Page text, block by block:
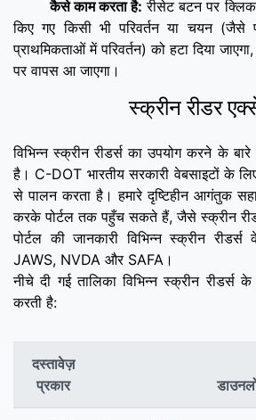
कैसे काम करता है: रीसेट बटन पर क्लिक
किए गए किसी भी परिवर्तन या चयन (जैसे
प्राथमिकताओं में परिवर्तन) को हटा दिया
पर वापस आ जाएगा।
स्क्रीन रीडर
विभिन्न स्क्रीन रीडर्स का उपयोग करने के
है। C-DOT भारतीय सरकारी वेबसाइटों के लिए
से पालन करता है। हमारे दृष्टिहीन आगंतुक
करके पोर्टल तक पहुँच सकते हैं, जैसे स्क्रीन
पोर्टल की जानकारी विभिन्न स्क्रीन
JAWS, NVDA और SAFA।
नीचे दी गई तालिका विभिन्न स्क्रीन रीडर्स
करती है:
दस्तावेज़
प्रकार